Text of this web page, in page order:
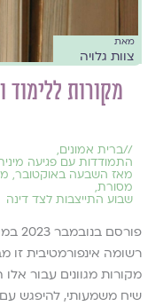
מאת
צוות גלויה
מקורות ללימוד
//ברית אמונים,
התמודדות עם פגיעה מינית
מאז השבעה באוקטובר,
מסורת,
שבוע התייצבות לצד דינה
רשומה אינפורמטיבית
מקורות מגוונים עבור
שיח משמעותי, להיפגש